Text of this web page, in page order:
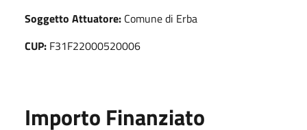
Soggetto Attuatore: Comune di Erba
CUP: F31F22000520006
Importo Finanziato